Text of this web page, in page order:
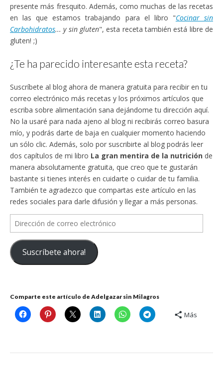
presente más fresquito. Además, como muchas de las recetas
en las que estamos trabajando para el libro "Cocinar sin
Carbohidratos... y sin gluten", esta receta también está libre de
gluten! ;)
¿Te ha parecido interesante esta receta?
Suscríbete al blog ahora de manera gratuita para recibir en tu
correo electrónico más recetas y los próximos artículos que
escriba sobre alimentación sana dejándome tu dirección aquí.
No la usaré para nada ajeno al blog ni recibirás correo basura
mío, y podrás darte de baja en cualquier momento haciendo
un sólo clic. Además, solo por suscribirte al blog podrás leer
dos capítulos de mi libro La gran mentira de la nutrición de
manera absolutamente gratuita, que creo que te gustarán
bastante si tienes interés en cuidarte o cuidar de tu familia.
También te agradezco que compartas este artículo en las
redes sociales para darle difusión y llegar a más personas.
Dirección
de
correo
electrónico
Suscríbete ahora!
Comparte este artículo de Adelgazar sin Milagros
Más